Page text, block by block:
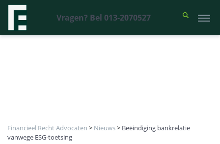
Vragen? Bel 013-2070527
Financieel Recht Advocaten > Nieuws> Beëindiging bankrelatie
vanwege ESG-toetsing